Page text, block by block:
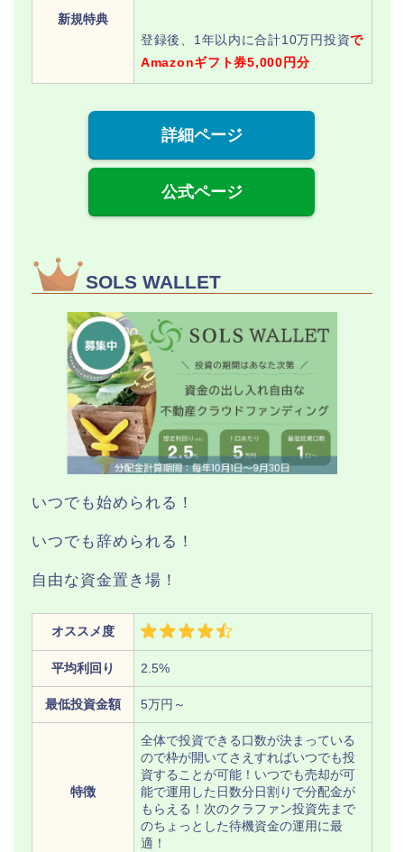
新規特典
登録後、1年以内に合計10万円投資で
Amazonギフト券5,000円分
詳細ページ
公式ページ
SOLS WALLET
いつでも始められる！
いつでも辞められる！
自由な資金置き場！
オススメ度
平均利回り 2.5%
最低投資金額 5万円～
特徴
全体で投資できる口数が決まっている
ので枠が開いてさえすればいつでも投
資することが可能！いつでも売却が可
能で運用した日数分日割りで分配金が
もらえる！次のクラファン投資先まで
のちょっとした待機資金の運用に最
適！